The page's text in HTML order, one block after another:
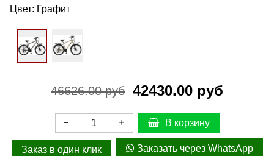
Цвет: Графит
46626.00 руб 42430.00 руб
В корзину
Заказ в один клик Заказать через WhatsApp